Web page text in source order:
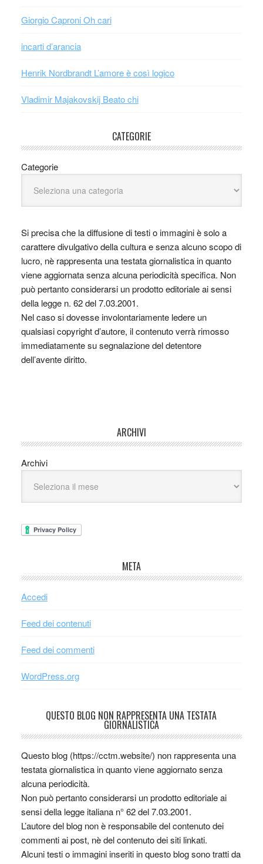
Giorgio Caproni Oh cari
incarti d’arancia
Henrik Nordbrandt L’amore è così logico
Vladimir Majakovskij Beato chi
CATEGORIE
Categorie
Si precisa che la diffusione di testi o immagini è solo a
carattere divulgativo della cultura e senza alcuno scopo di
lucro, nè rappresenta una testata giornalistica in quanto
viene aggiornata senza alcuna periodicità specifica. Non
può pertanto considerarsi un prodotto editoriale ai sensi
della legge n. 62 del 7.03.2001.
Nel caso si dovesse involontariamente ledere un
qualsiasi copyright d’autore, il contenuto verrà rimosso
immediatamente su segnalazione del detentore
dell’avente diritto.
ARCHIVI
Archivi
META
Accedi
Feed dei contenuti
Feed dei commenti
WordPress.org
QUESTO BLOG NON RAPPRESENTA UNA TESTATA
GIORNALISTICA
Questo blog (https://cctm.website/) non rappresenta una
testata giornalistica in quanto viene aggiornato senza
alcuna periodicità.
Non può pertanto considerarsi un prodotto editoriale ai
sensi della legge italiana n° 62 del 7.03.2001.
L’autore del blog non è responsabile del contenuto dei
commenti ai post, nè del contenuto dei siti linkati.
Alcuni testi o immagini inseriti in questo blog sono tratti da